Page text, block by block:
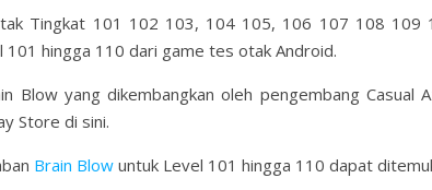
Tingkat 101 102 103, 104 105, 106 107 108 109
101 hingga 110 dari game tes otak Android.
Blow yang dikembangkan oleh pengembang
Store di sini.
Brain Blow untuk Level 101 hingga 110 dapat